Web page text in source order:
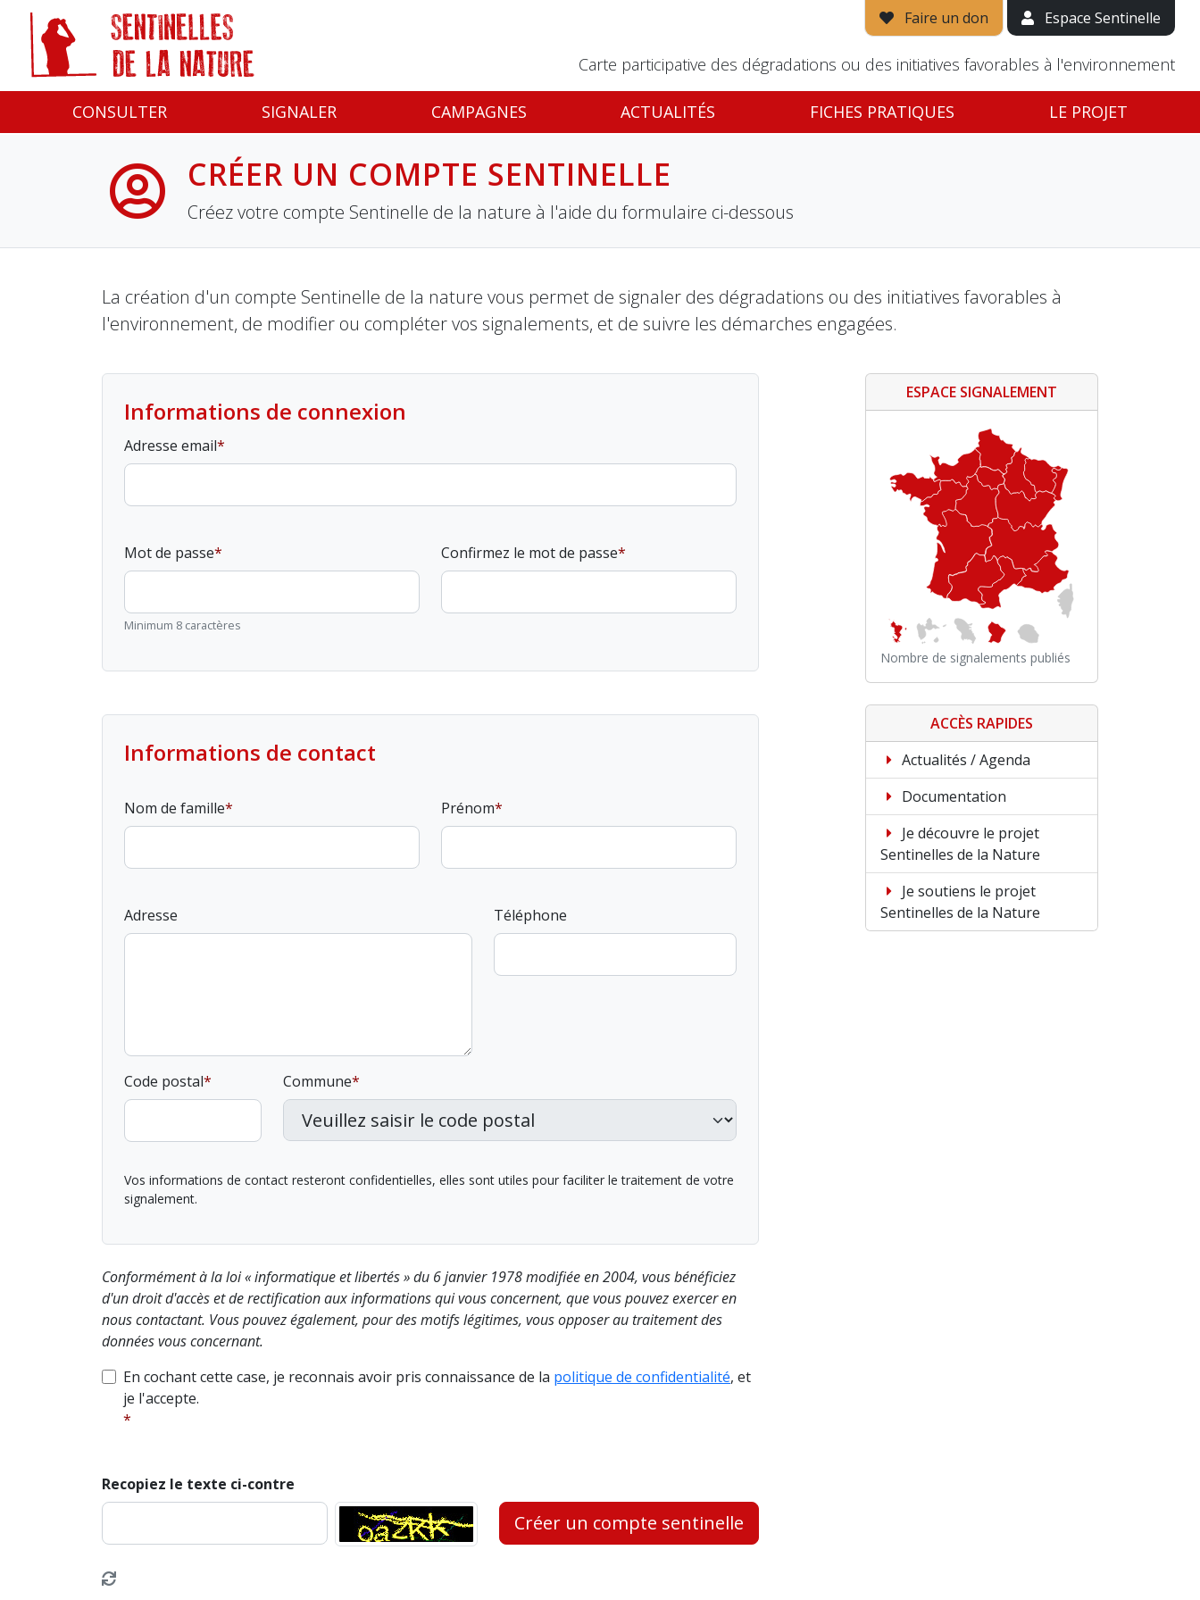
Faire un don Espace Sentinelle
Carte participative des dégradations ou des initiatives favorables à l'environnement
CONSULTER SIGNALER CAMPAGNES ACTUALITÉS FICHES PRATIQUES LE PROJET
CRÉER UN COMPTE SENTINELLE
Créez votre compte Sentinelle de la nature à l'aide du formulaire ci-dessous
La création d'un compte Sentinelle de la nature vous permet de signaler des dégradations ou des initiatives favorables à
l'environnement, de modifier ou compléter vos signalements, et de suivre les démarches engagées.
Informations de connexion
Adresse email
Mot de passe
Minimum 8 caractères
Confirmez le mot de passe
Informations de contact
Nom de famille Prénom
Adresse Téléphone
Code postal Commune
Vos informations de contact resteront confidentielles, elles sont utiles pour faciliter le traitement de votre
signalement.
Conformément à la loi « informatique et libertés » du 6 janvier 1978 modifiée en 2004, vous bénéficiez
d'un droit d'accès et de rectification aux informations qui vous concernent, que vous pouvez exercer en
nous contactant. Vous pouvez également, pour des motifs légitimes, vous opposer au traitement des
données vous concernant.
En cochant cette case, je reconnais avoir pris connaissance de la politique de confidentialité, et
je l'accepte.
Recopiez le texte ci-contre
Créer un compte sentinelle
ESPACE SIGNALEMENT
Nombre de signalements publiés
ACCÈS RAPIDES
Actualités / Agenda
Documentation
Je découvre le projet
Sentinelles de la Nature
Je soutiens le projet
Sentinelles de la Nature
Panneau de gestion des cookies